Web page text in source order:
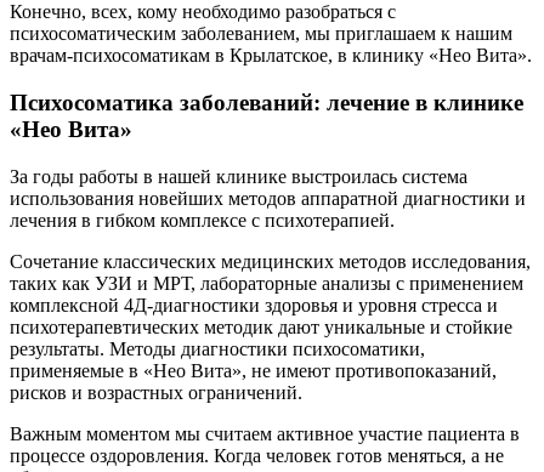
Конечно, всех, кому необходимо разобраться с
психосоматическим заболеванием, мы приглашаем к нашим
врачам-психосоматикам в Крылатское, в клинику «Нео Вита».
Психосоматика заболеваний: лечение в клинике
«Нео Вита»
За годы работы в нашей клинике выстроилась система
использования новейших методов аппаратной диагностики и
лечения в гибком комплексе с психотерапией.
Сочетание классических медицинских методов исследования,
таких как УЗИ и МРТ, лабораторные анализы с применением
комплексной 4Д-диагностики здоровья и уровня стресса и
психотерапевтических методик дают уникальные и стойкие
результаты. Методы диагностики психосоматики,
применяемые в «Нео Вита», не имеют противопоказаний,
рисков и возрастных ограничений.
Важным моментом мы считаем активное участие пациента в
процессе оздоровления. Когда человек готов меняться, а не